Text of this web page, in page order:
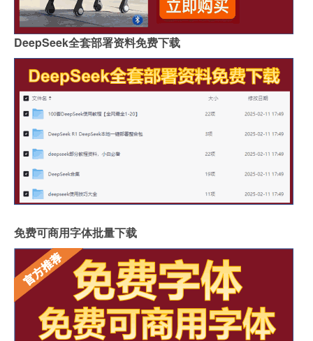
DeepSeek全套部署资料免费下载
免费可商用字体批量下载